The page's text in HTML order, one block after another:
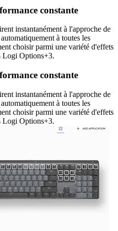
constante
instantanément à l'approche de
à toutes les
choisir parmi une variété d'effets
Logi Options+3.
constante
instantanément à l'approche de
à toutes les
choisir parmi une variété d'effets
Logi Options+3.